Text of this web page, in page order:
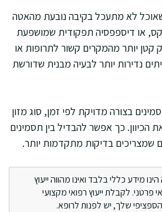
לא מתעכל בקיבה נובעת מהאטה
או דיספפסיה תפקודית שמושפעת
קטן יותר מהמקרים קשור לתרופות או
נדירות יותר לבעיה מבנית שדורשת
בצורה מדויקת לפי זמן, סוג מזון
הכיוון. כך אפשר להבדיל בין תסמינים
שמצריכים בדיקות מתקדמות יותר.
מידע כללי בלבד ואינו מהווה ייעוץ
פרטני. לקבלת ייעוץ רפואי מקצועי
שלך, יש לפנות לרופא.